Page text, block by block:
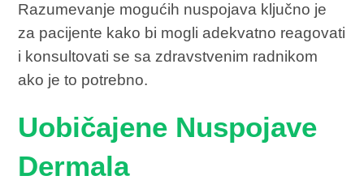
Razumevanje mogućih nuspojava ključno je
za pacijente kako bi mogli adekvatno reagovati
i konsultovati se sa zdravstvenim radnikom
ako je to potrebno.
Uobičajene Nuspojave
Dermala